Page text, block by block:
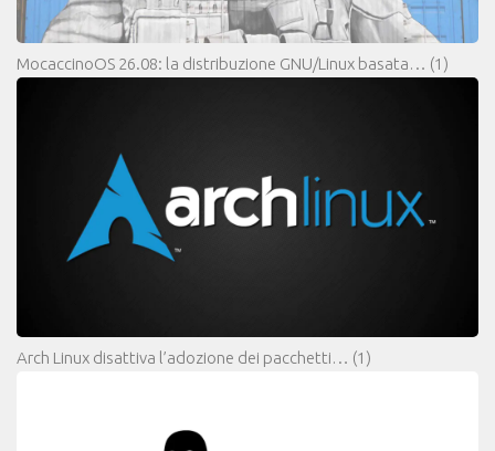
MocaccinoOS 26.08: la distribuzione GNU/Linux basata… (1)
Arch Linux disattiva l’adozione dei pacchetti… (1)